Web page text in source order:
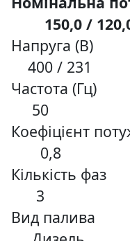
150,0 /
400 / 231
50
0,8
3
Вид